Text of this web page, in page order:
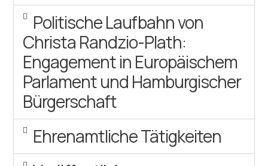
Politische Laufbahn von
Christa Randzio-Plath:
Engagement in Europäischem
Parlament und Hamburgischer
Bürgerschaft
Ehrenamtliche Tätigkeiten